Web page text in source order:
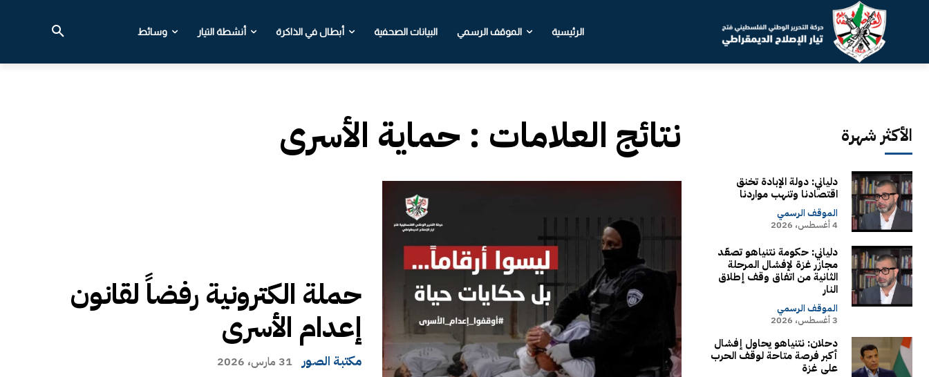
الرئيسية الموقف الرسمي البيانات الصحفية أبطال في الذاكرة أنشطة التيار وسائط
نتائج العلامات : حماية الأسرى
حملة الكترونية رفضاً لقانون
إعدام الأسرى
مكتبة الصور 31 مارس، 2026
الأكثر شهرة
دلياني: دولة الإبادة تخنق
اقتصادنا وتنهب مواردنا
الموقف الرسمي
4 أغسطس، 2026
دلياني: حكومة نتنياهو تصعّد
مجازر غزة لإفشال المرحلة
الثانية من اتفاق وقف إطلاق
النار
الموقف الرسمي
3 أغسطس، 2026
دحلان: نتنياهو يحاول إفشال
أكبر فرصة متاحة لوقف الحرب
على غزة